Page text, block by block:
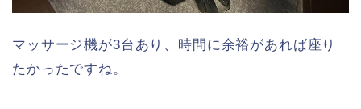
マッサージ機が3台あり、時間に余裕があれば座り
たかったですね。